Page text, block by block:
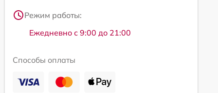
Режим работы:
Ежедневно с 9:00 до 21:00
Способы оплаты